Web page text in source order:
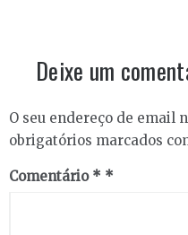
Deixe um
O seu endereço de email
obrigatórios marcados
Comentário *